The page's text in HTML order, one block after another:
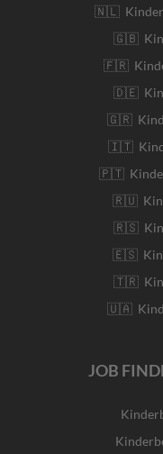
🇳🇱
🇬🇧
🇫🇷
🇩🇪
🇬🇷
🇮🇹
🇵🇹
🇷🇺
🇷🇸
🇪🇸
🇹🇷
🇺🇦
JOB